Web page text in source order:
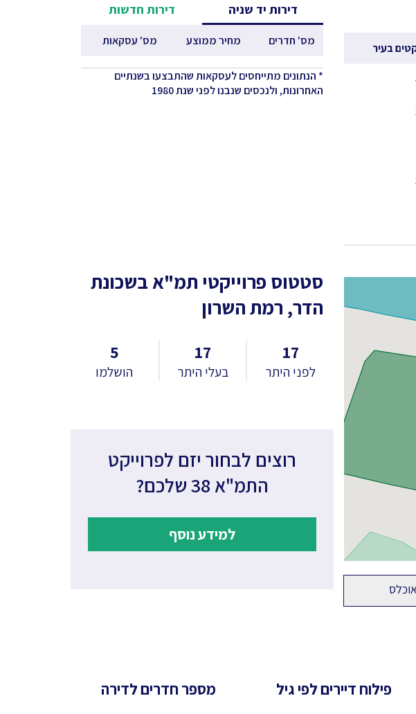
בעיר
דירות יד שניה דירות חדשות
מס' חדרים מחיר ממוצע מס' עסקאות
* הנתונים מתייחסים לעסקאות שהתבצעו בשנתיים
האחרונות, ולנכסים שנבנו לפני שנת 1980
סטטוס פרוייקטי תמ"אבשכונת
הדר, רמת השרון
17
לפני היתר
17
בעלי היתר
5
הושלמו
רוצים לבחור יזם לפרוייקט
התמ"א 38 שלכם?
למידע נוסף
פילוח דיירים לפי גיל מספר חדרים לדירה